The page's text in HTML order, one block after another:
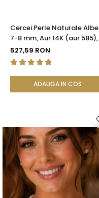
Cercei Perle Naturale Albe
7-8 mm, Aur 14K (aur 585),
Calitatea AAA | KASKADDA®
527,59 RON
ADAUGA IN COS